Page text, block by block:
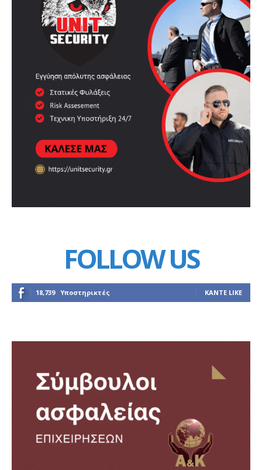
FOLLOW US
18,739 Υποστηρικτές ΚΆΝΤΕ LIKE